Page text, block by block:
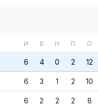
И В Н П О
6 4 0 2 12
6 3 1 2 10
6 2 2 2 8